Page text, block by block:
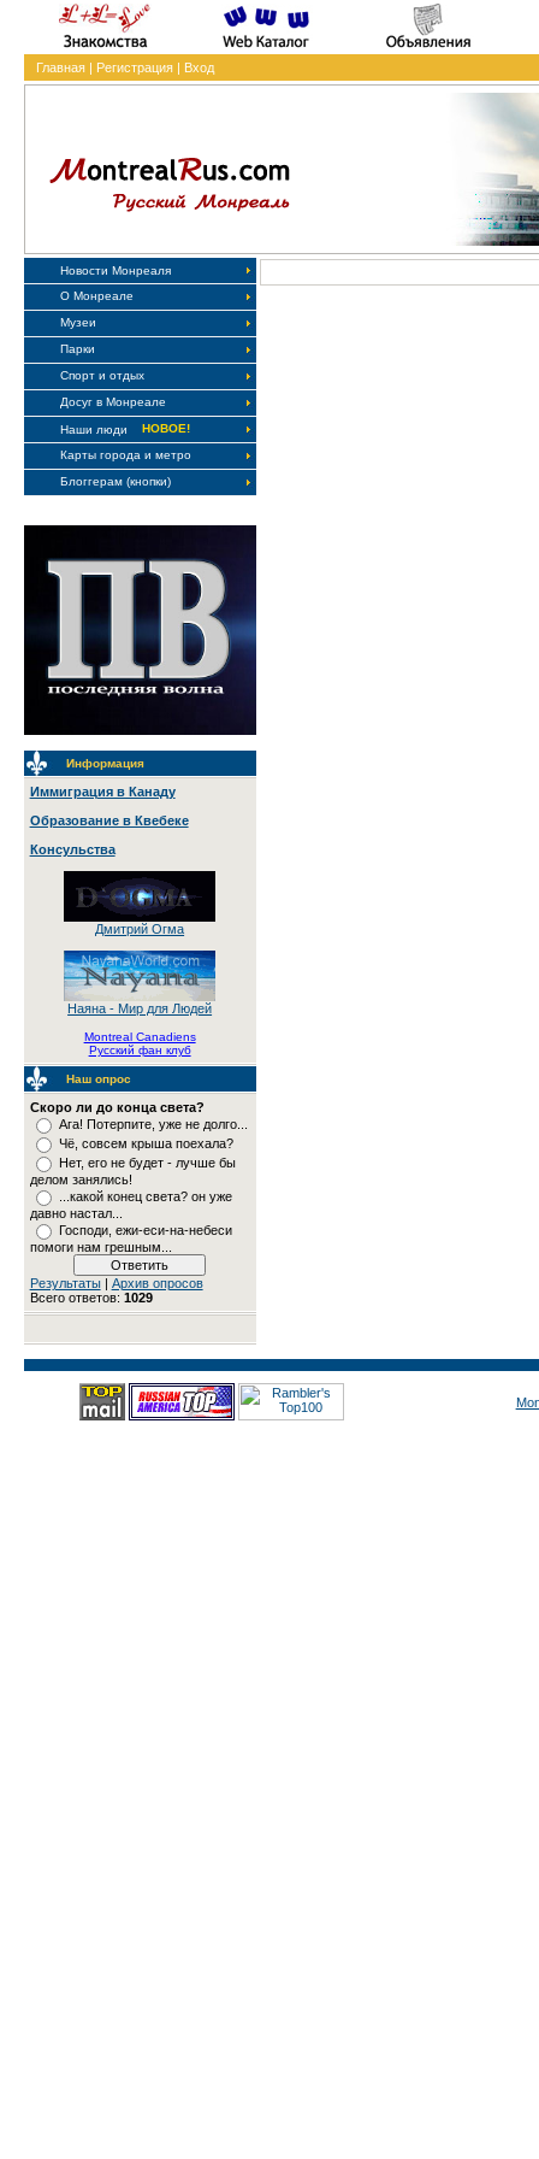
Главная| Регистрация| Вход
Новости Монреаля
О Монреале
Музеи
Парки
Спорт и отдых
Досуг в Монреале
Наши люди
НОВОЕ!
Карты города и метро
Блоггерам (кнопки)
Информация
Иммиграция в Канаду
Образование в Квебеке
Консульства
Дмитрий Огма
Наяна - Мир для Людей
Montreal Canadiens
Русский фан клуб
Наш опрос
Скоро ли до конца света?
Ага! Потерпите, уже не долго...
Чё, совсем крыша поехала?
Нет, его не будет - лучше бы
делом занялись!
...какой конец света? он уже
давно настал...
Господи, ежи-еси-на-небеси
помоги нам грешным...
Результаты| Архив опросов
Всего ответов: 1029